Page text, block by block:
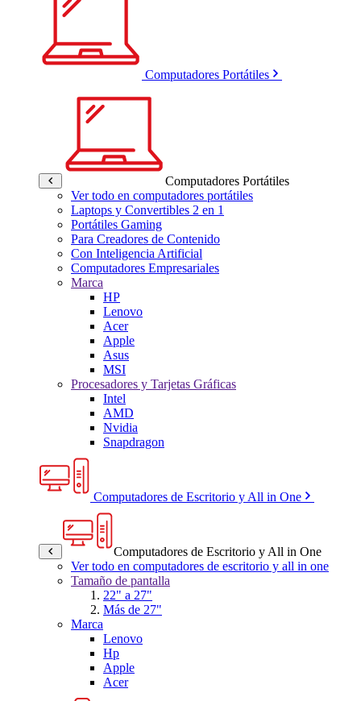
Computadores Portátiles
Computadores Portátiles
Ver todo en computadores portátiles
Laptops y Convertibles 2 en 1
Portátiles Gaming
Para Creadores de Contenido
Con Inteligencia Artificial
Computadores Empresariales
Marca
HP
Lenovo
Acer
Apple
Asus
MSI
Procesadores y Tarjetas Gráficas
Intel
AMD
Nvidia
Snapdragon
Computadores de Escritorio y All in One
Computadores de Escritorio y All in One
Ver todo en computadores de escritorio y all in one
Tamaño de pantalla
22" a 27"
Más de 27"
Marca
Lenovo
Hp
Apple
Acer